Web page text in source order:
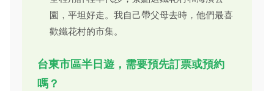
園，平坦好走。我自己帶父母去時，他們最喜
歡鐵花村的市集。
台東市區半日遊，需要預先訂票或預約
嗎？